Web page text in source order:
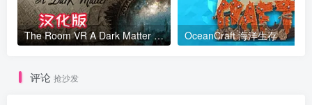
The Room VR A Dark Matter 房间 黑暗物质 OceanCraft 海洋生存
评论 抢沙发